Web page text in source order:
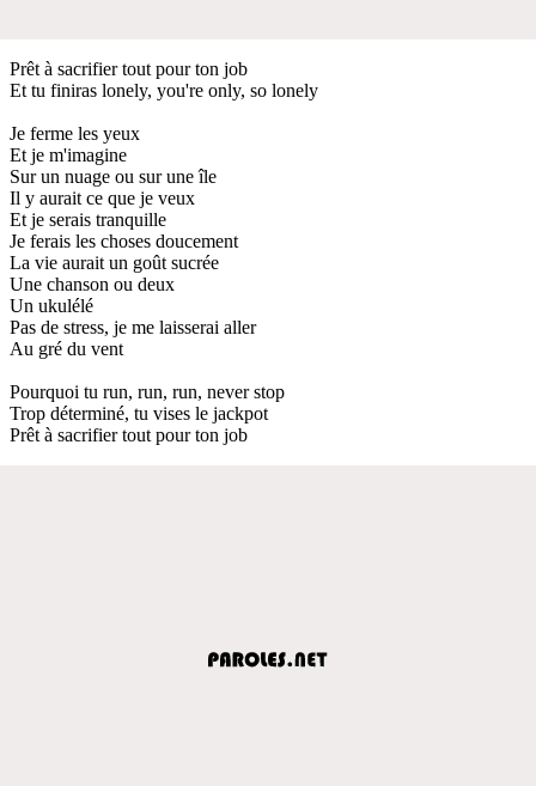
Prêt à sacrifier tout pour ton job
Et tu finiras lonely, you're only, so lonely
Je ferme les yeux
Et je m'imagine
Sur un nuage ou sur une île
Il y aurait ce que je veux
Et je serais tranquille
Je ferais les choses doucement
La vie aurait un goût sucrée
Une chanson ou deux
Un ukulélé
Pas de stress, je me laisserai aller
Au gré du vent
Pourquoi tu run, run, run, never stop
Trop déterminé, tu vises le jackpot
Prêt à sacrifier tout pour ton job